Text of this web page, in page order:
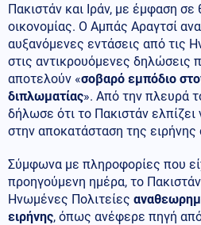
Πακιστάν και Ιράν, με έμφαση
οικονομίας. Ο Αμπάς Αραγτσί
αυξανόμενες εντάσεις από τις
στις αντικρουόμενες δηλώσεις
αποτελούν «σοβαρό εμπόδιο
διπλωματίας». Από την πλευρά
δήλωσε ότι το Πακιστάν ελπίζει
στην αποκατάσταση της ειρήνης
Σύμφωνα με πληροφορίες που
προηγούμενη ημέρα, το Πακιστάν
Ηνωμένες Πολιτείες
ειρήνης, όπως ανέφερε πηγή